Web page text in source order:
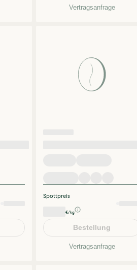
Vertragsanfrage
Spottpreis
€/kg
Bestellung
Vertragsanfrage